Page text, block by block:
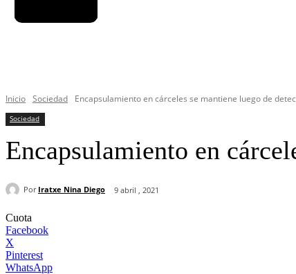
Inicio Sociedad Encapsulamiento en cárceles se mantiene luego de
Sociedad
Encapsulamiento en
Por Iratxe Nina Diego 9 abril , 2021
Cuota
Facebook
X
Pinterest
WhatsApp